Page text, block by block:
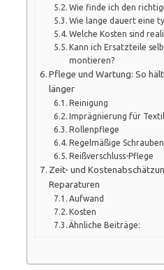
Wie finde ich den
Wie lange dauert eine
Welche Kosten sind
Kann ich Ersatzteile
montieren?
Pflege und Wartung: So
länger
Reinigung
Imprägnierung für
Rollenpflege
Regelmäßige
Reißverschluss-Pflege
Zeit- und
Reparaturen
Aufwand
Kosten
Ähnliche Beiträge: